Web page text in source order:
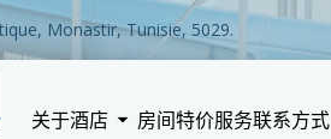
Monastir, Tunisie, 5029.
关于酒店 房间特价服务联系方式